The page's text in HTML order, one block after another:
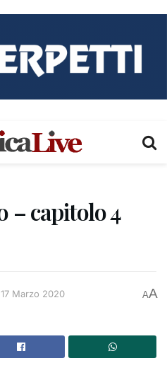
– capitolo 4
17 Marzo 2020 AA